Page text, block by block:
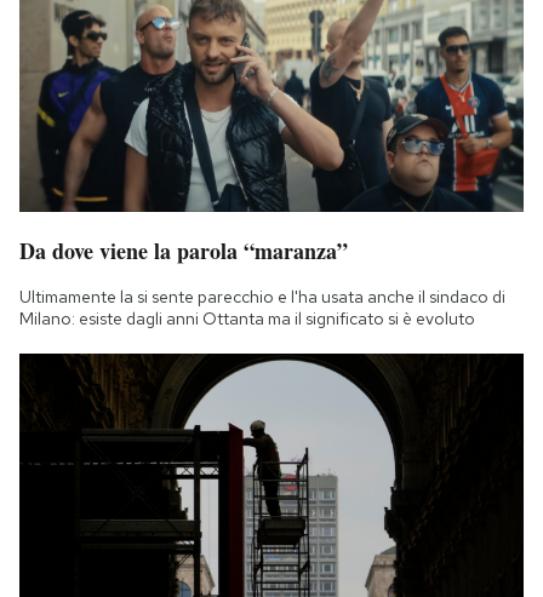
Da dove viene la parola “maranza”
Ultimamente la si sente parecchio e l'ha usata anche il sindaco di
Milano: esiste dagli anni Ottanta ma il significato si è evoluto